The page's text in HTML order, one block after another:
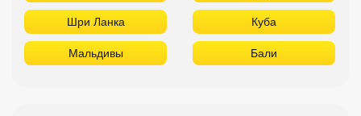
Шри Ланка Куба
Мальдивы Бали